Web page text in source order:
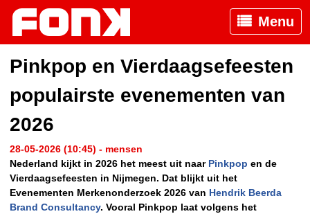
Menu
Pinkpop en Vierdaagsefeesten
populairste evenementen van
2026
28-05-2026 (10:45) - mensen
Nederland kijkt in 2026 het meest uit naar Pinkpop en de
Vierdaagsefeesten in Nijmegen. Dat blijkt uit het
Evenementen Merkenonderzoek 2026 van Hendrik Beerda
Brand Consultancy. Vooral Pinkpop laat volgens het